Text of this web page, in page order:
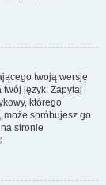
twoją wersję
twój język. Zapytaj
którego
może spróbujesz go
stronie